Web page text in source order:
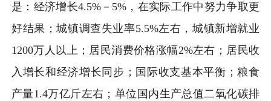
是：经济增长4.5%－5%，在实际工作中努力争取更
好结果；城镇调查失业率5.5%左右，城镇新增就业
1200万人以上；居民消费价格涨幅2%左右；居民收
入增长和经济增长同步；国际收支基本平衡；粮食
产量1.4万亿斤左右；单位国内生产总值二氧化碳排